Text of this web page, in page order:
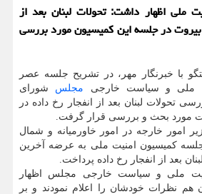
ملی اظهار داشت: تحولات لبنان بعد از
بیروت در جلسه این كمیسیون مورد بررسی
با خبرنگار مهر، در تشریح جلسه عصر
ملی و سیاست خارجی مجلس شورای
تحولات لبنان بعد از انفجار رخ داده در
مورد بحث و بررسی قرار گرفت.
امور خارجه در امور خاورمیانه و شمال
کمیسیون امنیت ملی به عرضه آخرین
بعد از انفجار رخ داده پرداخت.
ملی و سیاست خارجی مجلس اظهار
نظرات خودشان را اعلام نمودند و بر